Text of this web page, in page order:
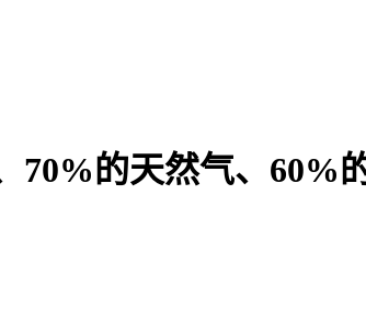
70%的天然气、60%